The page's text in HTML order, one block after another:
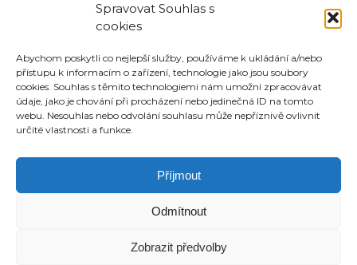
Spravovat Souhlas s
cookies
Abychom poskytli co nejlepší služby, používáme k ukládání a/nebo
přístupu k informacím o zařízení, technologie jako jsou soubory
cookies. Souhlas s těmito technologiemi nám umožní zpracovávat
údaje, jako je chování při procházení nebo jedinečná ID na tomto
webu. Nesouhlas nebo odvolání souhlasu může nepříznivě ovlivnit
určité vlastnosti a funkce.
Příjmout
Odmítnout
Zobrazit předvolby